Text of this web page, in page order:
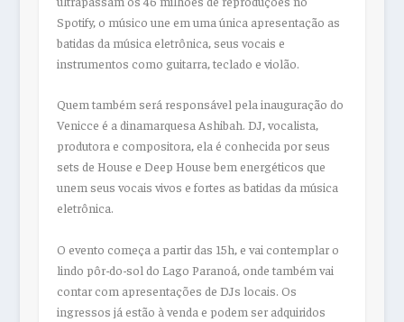
Spotify, o músico une em uma única apresentação as
batidas da música eletrônica, seus vocais e
instrumentos como guitarra, teclado e violão.
Quem também será responsável pela inauguração do
Venicce é a dinamarquesa Ashibah. DJ, vocalista,
produtora e compositora, ela é conhecida por seus
sets de House e Deep House bem energéticos que
unem seus vocais vivos e fortes as batidas da música
eletrônica.
O evento começa a partir das 15h, e vai contemplar o
lindo pôr-do-sol do Lago Paranoá, onde também vai
contar com apresentações de DJs locais. Os
ingressos já estão à venda e podem ser adquiridos